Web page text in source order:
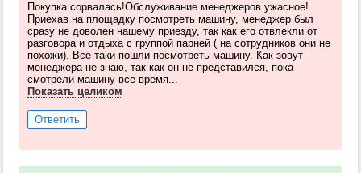
Покупка сорвалась!Обслуживание менеджеров ужасное!
Приехав на площадку посмотреть машину, менеджер был
сразу не доволен нашему приезду, так как его отвлекли от
разговора и отдыха с группой парней ( на сотрудников они не
похожи). Все таки пошли посмотреть машину. Как зовут
менеджера не знаю, так как он не представился, пока
смотрели машину все время...
Показать целиком
Ответить